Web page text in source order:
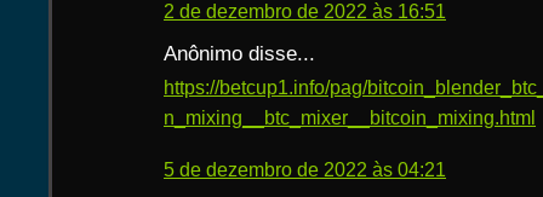
2 de dezembro de 2022 às 16:51
Anônimo disse...
https://betcup1.info/pag/
n_mixing__btc_mixer__bitcoin_mixing.html
5 de dezembro de 2022 às 04:21